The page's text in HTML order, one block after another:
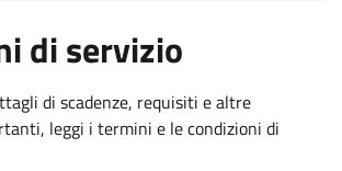
di servizio
di scadenze, requisiti e altre
leggi i termini e le condizioni di